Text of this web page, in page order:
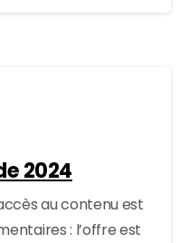
2024
au contenu est
: l’offre est